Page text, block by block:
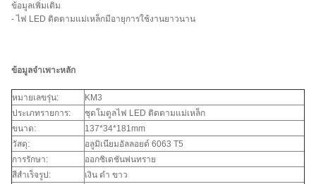
ข้อมูลเพิ่มเติม
- ไฟ LED ติดตามแม่เหล็กมีอายุการใช้งานยาวนาน
ข้อมูลจำเพาะหลัก
หมายเลขรุ่น:
KM3
ประเภทรายการ:
ชุดโมดูลไฟ LED ติดตามแม่เหล็ก
ขนาด:
137*34*181mm
วัสดุ:
อลูมิเนียมอัลลอยด์ 6063 T5
การรักษา:
ออกซิเดชันพ่นทราย
สีสำเร็จรูป:
เงิน ดำ ขาว